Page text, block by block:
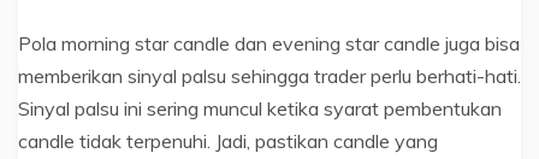
Pola morning star candle dan evening star candle juga bisa
memberikan sinyal palsu sehingga trader perlu berhati-hati.
Sinyal palsu ini sering muncul ketika syarat pembentukan
candle tidak terpenuhi. Jadi, pastikan candle yang